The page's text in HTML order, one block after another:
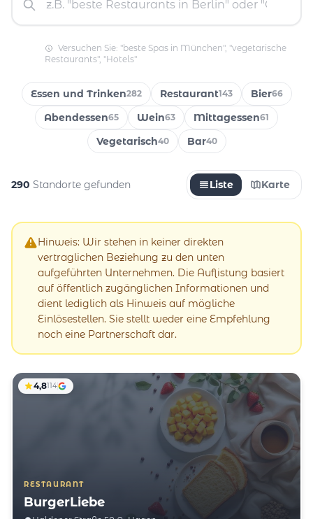
Versuchen Sie: "beste Spas in München", "vegetarische
Restaurants", "Hotels"
Essen und Trinken282 Restaurant143 Bier66
Abendessen65 Wein63 Mittagessen61
Vegetarisch40 Bar40
290 Standorte gefunden Liste Karte
Hinweis: Wir stehen in keiner direkten
vertraglichen Beziehung zu den unten
aufgeführten Unternehmen. Die Auflistung basiert
auf öffentlich zugänglichen Informationen und
dient lediglich als Hinweis auf mögliche
Einlösestellen. Sie stellt weder eine Empfehlung
noch eine Partnerschaft dar.
RESTAURANT
BurgerLiebe
4,8114